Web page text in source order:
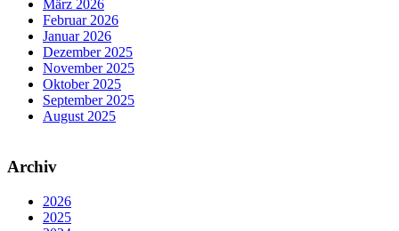
März 2026
Februar 2026
Januar 2026
Dezember 2025
November 2025
Oktober 2025
September 2025
August 2025
Archiv
2026
2025